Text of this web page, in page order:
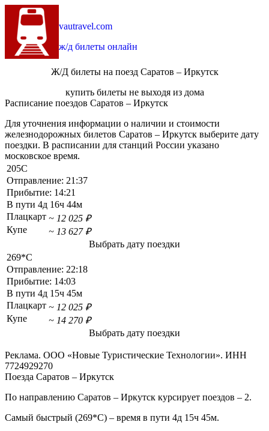
vautravel.com
ж/д билеты онлайн
Ж/Д билеты на поезд Саратов – Иркутск
купить билеты не выходя из дома
Расписание поездов Саратов – Иркутск
Для уточнения информации о наличии и стоимости
железнодорожных билетов Саратов – Иркутск выберите дату
поездки. В расписании для станций России указано
московское время.
205С
Отправление: 21:37
Прибытие: 14:21
В пути 4д 16ч 44м
Плацкарт ~ 12 025 ₽
Купе
~ 13 627 ₽
Выбрать дату поездки
269*С
Отправление: 22:18
Прибытие: 14:03
В пути 4д 15ч 45м
Плацкарт ~ 12 025 ₽
Купе
~ 14 270 ₽
Выбрать дату поездки
Реклама. ООО «Новые Туристические Технологии». ИНН
7724929270
Поезда Саратов – Иркутск
По направлению Саратов – Иркутск курсирует поездов – 2.
Самый быстрый (269*С) – время в пути 4д 15ч 45м.